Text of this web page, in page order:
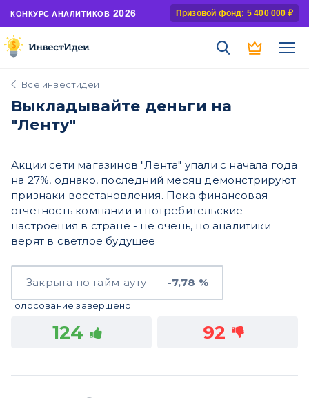
КОНКУРС АНАЛИТИКОВ 2026 Призовой фонд: 5 400 000 ₽
Все инвестидеи
Выкладывайте деньги на
"Ленту"
Акции сети магазинов "Лента" упали с начала года
на 27%, однако, последний месяц демонстрируют
признаки восстановления. Пока финансовая
отчетность компании и потребительские
настроения в стране - не очень, но аналитики
верят в светлое будущее
Закрыта по тайм-ауту -7,78 %
Голосование завершено.
124 92